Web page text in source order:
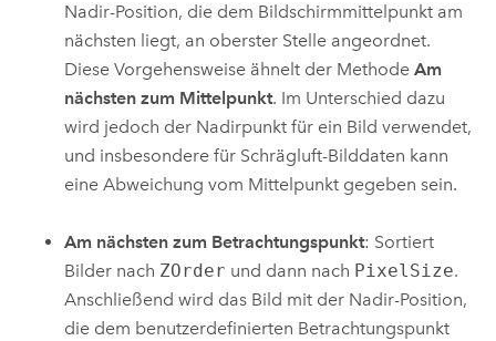
Nadir-Position, die dem Bildschirmmittelpunkt am
nächsten liegt, an oberster Stelle angeordnet.
Diese Vorgehensweise ähnelt der MethodeAm
nächsten zum Mittelpunkt. Im Unterschied dazu
wird jedoch der Nadirpunkt für ein Bild verwendet,
und insbesondere für Schrägluft-Bilddaten kann
eine Abweichung vom Mittelpunkt gegeben sein.
Am nächsten zum Betrachtungspunkt: Sortiert
Bilder nach ZOrder und dann nach PixelSize.
Anschließend wird das Bild mit der Nadir-Position,
die dem benutzerdefinierten Betrachtungspunkt